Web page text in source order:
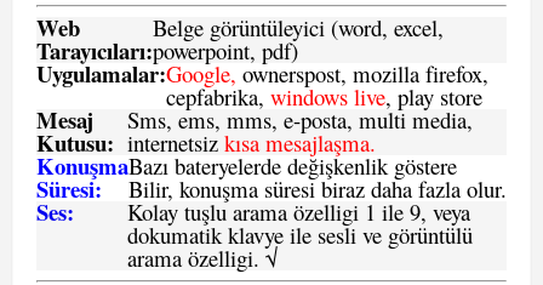
Web
Tarayıcıları:
Belge görüntüleyici (word, excel,
powerpoint, pdf)
Uygulamalar:Google, ownerspost, mozilla firefox,
cepfabrika, windows live, play store
Mesaj
Kutusu:
Sms, ems, mms, e-posta, multi media,
internetsiz kısa mesajlaşma.
Konuşma
Süresi:
Bazı bateryelerde değişkenlik göstere
Bilir, konuşma süresi biraz daha fazla olur.
Ses: Kolay tuşlu arama özelligi 1 ile 9, veya
dokumatik klavye ile sesli ve görüntülü
arama özelligi. √